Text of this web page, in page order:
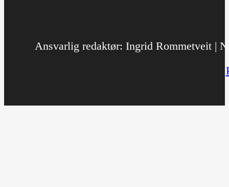
Ansvarlig redaktør: Ingrid Rommetveit |